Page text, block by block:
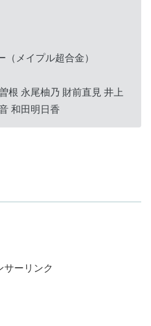
メイプル超合金）
根 永尾柚乃 財前直見 井上
和田明日香
サーリンク